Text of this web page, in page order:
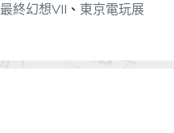
最終幻想VII 、 東京電玩展